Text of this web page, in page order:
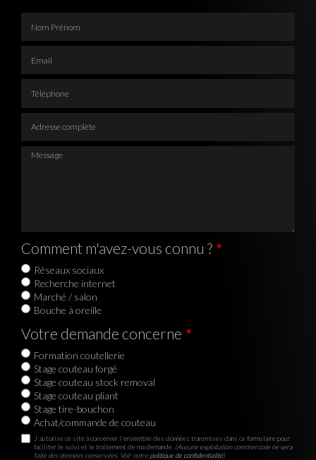
Message
Comment m'avez-vous connu ?
Réseaux sociaux
Recherche internet
Marché / salon
Bouche à oreille
Votre demande concerne
Formation coutellerie
Stage couteau forgé
Stage couteau stock removal
Stage couteau pliant
Stage tire-bouchon
Achat/commande de couteau
J'autorise ce site à conserver l'ensemble des données transmises dans ce formulaire pour
faciliter le suivi et le traitement de ma demande. (Aucune exploitation commerciale ne sera
faite des données conservées. Voir notrepolitique de confidentialité)